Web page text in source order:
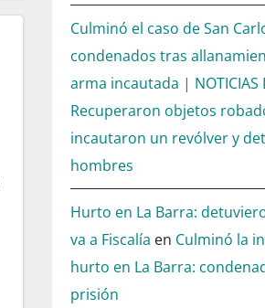
Culminó el caso de San
condenados tras
arma incautada | NOTICIAS
Recuperaron objetos
incautaron un revólver y
hombres
Hurto en La Barra:
va a Fiscalía en Culminó la
hurto en La Barra:
prisión